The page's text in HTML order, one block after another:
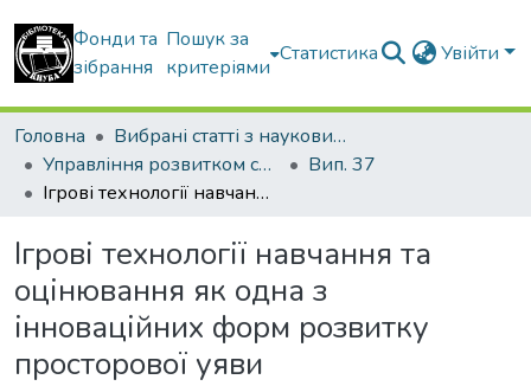
Фонди та
зібрання
Пошук за
критеріями
Статистика Увійти
Головна
Вибрані статті з наукових збірників КНУБА
Управління розвитком складних систем
Вип. 37
Ігрові технології навчання та оцінювання як одна з інноваційних форм розвитку просторової уяви
Ігрові технології навчання та
оцінювання як одна з
інноваційних форм розвитку
просторової уяви